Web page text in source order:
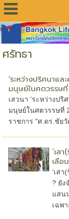
ศรัทธา
'ระหว่างปริศนาแ
มนุษย์ในศตวรรษที่
เสวนา 'ระหว่างป
มนุษย์ในศตวรรษที่
ราชการ "ศ.ดร.ชัย
‘เส
เลือ
‘เส
? ยัง
แสน
เฉพา